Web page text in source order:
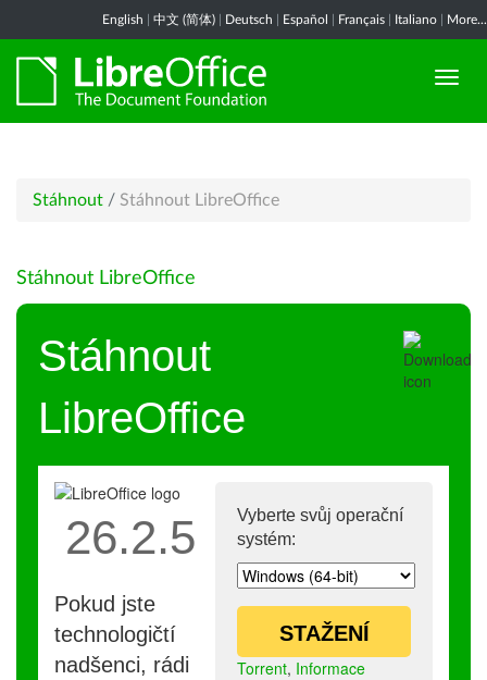
English 中文 (简体) Deutsch Español Français Italiano More...
Stáhnout / Stáhnout LibreOffice
Stáhnout LibreOffice
Stáhnout
LibreOffice
Vyberte svůj operační
systém:
STAŽENÍ
Torrent, Informace
26.2.5
Pokud jste
technologičtí
nadšenci, rádi